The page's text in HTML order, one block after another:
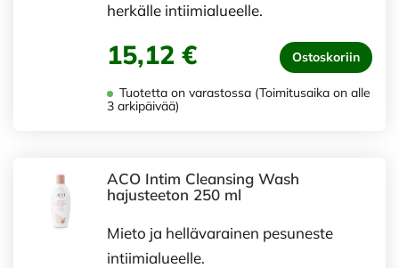
herkälle intiimialueelle.
15,12 € Ostoskoriin
Tuotetta on varastossa (Toimitusaika on alle
3 arkipäivää)
ACO Intim Cleansing Wash
hajusteeton 250 ml
Mieto ja hellävarainen pesuneste
intiimialueelle.